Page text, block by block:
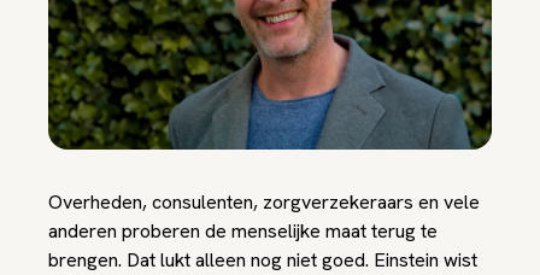
Overheden, consulenten, zorgverzekeraars en vele
anderen proberen de menselijke maat terug te
brengen. Dat lukt alleen nog niet goed. Einstein wist